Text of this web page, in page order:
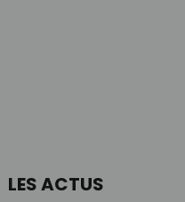
LES ACTUS